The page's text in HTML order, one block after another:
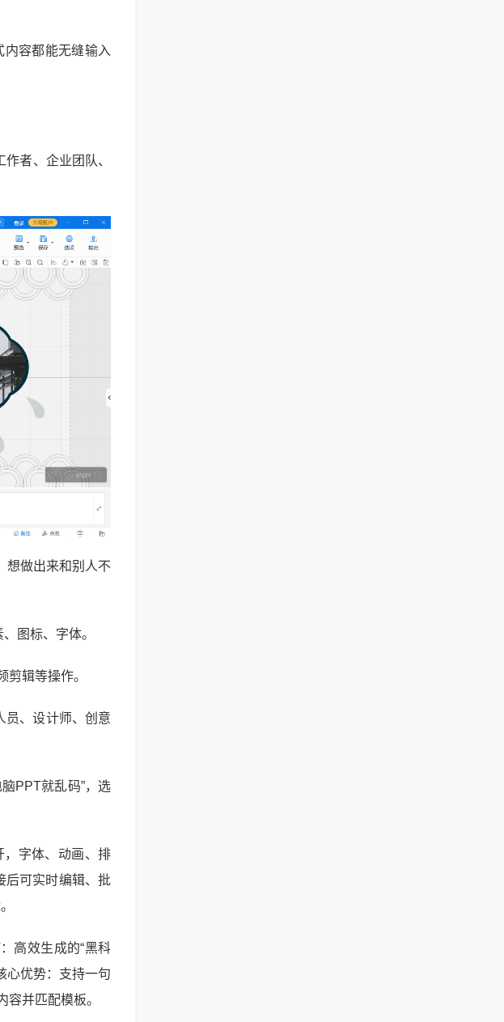
容都能无缝输入
者、企业团队、
想做出来和别人不
图标、字体。
辑等操作。
员、设计师、创意
PPT就乱码”，选
，字体、动画、排
后可实时编辑、批
高效生成的“黑科
心优势：支持一句
并匹配模板。